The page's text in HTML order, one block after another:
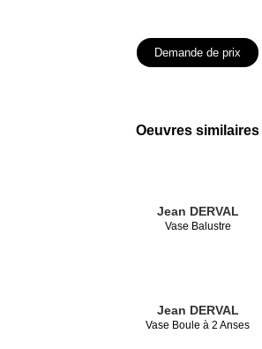
Demande de prix
Oeuvres similaires
Jean DERVAL
Vase Balustre
Jean DERVAL
Vase Boule à 2 Anses